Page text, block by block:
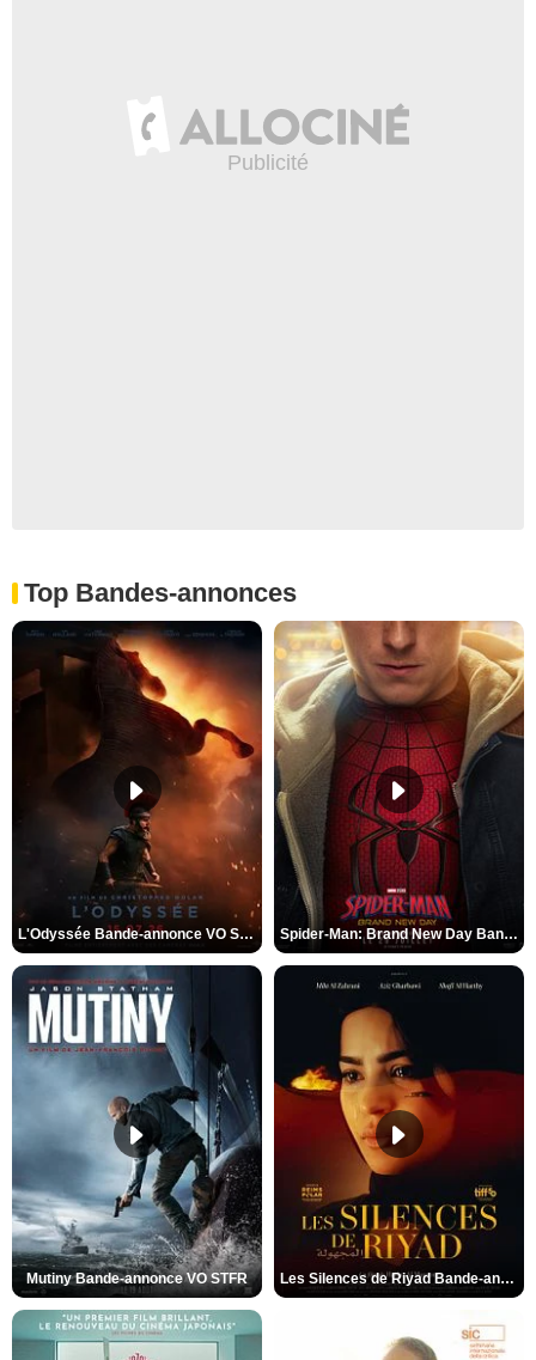
Top Bandes-annonces
L'Odyssée Bande-annonce VO STFR Spider-Man: Brand New Day Bande-annonce VO STFR
Mutiny Bande-annonce VO STFR Les Silences de Riyad Bande-annonce VO STFR